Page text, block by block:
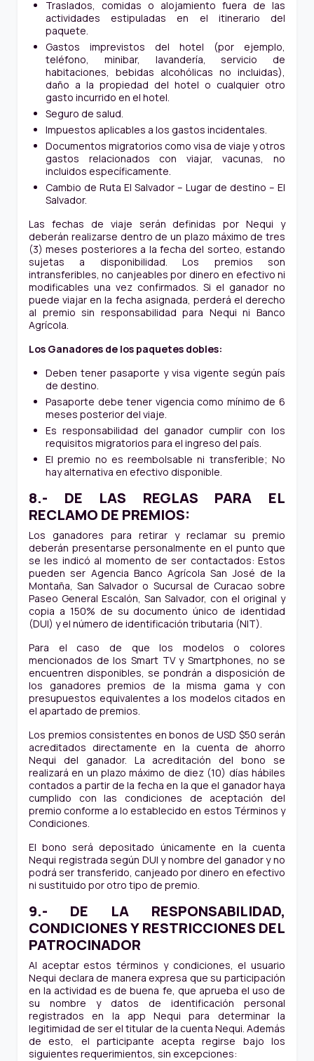
Traslados, comidas o alojamiento fuera de las
actividades estipuladas en el itinerario del
paquete.
Gastos imprevistos del hotel (por ejemplo,
teléfono, minibar, lavandería, servicio de
habitaciones, bebidas alcohólicas no incluidas),
daño a la propiedad del hotel o cualquier otro
gasto incurrido en el hotel.
Seguro de salud.
Impuestos aplicables a los gastos incidentales.
Documentos migratorios como visa de viaje y otros
gastos relacionados con viajar, vacunas, no
incluidos específicamente.
Cambio de Ruta El Salvador – Lugar de destino – El
Salvador.
Las fechas de viaje serán definidas por Nequi y
deberán realizarse dentro de un plazo máximo de tres
(3) meses posteriores a la fecha del sorteo, estando
sujetas a disponibilidad. Los premios son
intransferibles, no canjeables por dinero en efectivo ni
modificables una vez confirmados. Si el ganador no
puede viajar en la fecha asignada, perderá el derecho
al premio sin responsabilidad para Nequi ni Banco
Agrícola.
Los Ganadores de los paquetes dobles:
Deben tener pasaporte y visa vigente según país
de destino.
Pasaporte debe tener vigencia como mínimo de 6
meses posterior del viaje.
Es responsabilidad del ganador cumplir con los
requisitos migratorios para el ingreso del país.
El premio no es reembolsable ni transferible; No
hay alternativa en efectivo disponible.
8.- DE LAS REGLAS PARA EL
RECLAMO DE PREMIOS:
Los ganadores para retirar y reclamar su premio
deberán presentarse personalmente en el punto que
se les indicó al momento de ser contactados: Estos
pueden ser Agencia Banco Agrícola San José de la
Montaña, San Salvador o Sucursal de Curacao sobre
Paseo General Escalón, San Salvador, con el original y
copia a 150% de su documento único de identidad
(DUI) y el número de identificación tributaria (NIT).
Para el caso de que los modelos o colores
mencionados de los Smart TV y Smartphones, no se
encuentren disponibles, se pondrán a disposición de
los ganadores premios de la misma gama y con
presupuestos equivalentes a los modelos citados en
el apartado de premios.
Los premios consistentes en bonos de USD $50 serán
acreditados directamente en la cuenta de ahorro
Nequi del ganador. La acreditación del bono se
realizará en un plazo máximo de diez (10) días hábiles
contados a partir de la fecha en la que el ganador haya
cumplido con las condiciones de aceptación del
premio conforme a lo establecido en estos Términos y
Condiciones.
El bono será depositado únicamente en la cuenta
Nequi registrada según DUI y nombre del ganador y no
podrá ser transferido, canjeado por dinero en efectivo
ni sustituido por otro tipo de premio.
9.- DE LA RESPONSABILIDAD,
CONDICIONES Y RESTRICCIONES DEL
PATROCINADOR
Al aceptar estos términos y condiciones, el usuario
Nequi declara de manera expresa que su participación
en la actividad es de buena fe, que aprueba el uso de
su nombre y datos de identificación personal
registrados en la app Nequi para determinar la
legitimidad de ser el titular de la cuenta Nequi. Además
de esto, el participante acepta regirse bajo los
siguientes requerimientos, sin excepciones: